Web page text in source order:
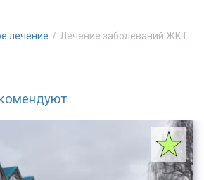
лечение
Лечение заболеваний ЖКТ